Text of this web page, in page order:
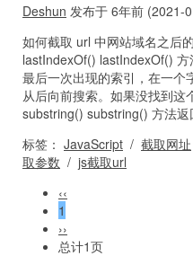
Deshun 发布于 6年前 (2021-
如何截取 url 中网站域名之后
lastIndexOf() lastIndexOf()
最后一次出现的索引，在一
从后向前搜索。如果没找到这
substring() substring() 方法
标签： JavaScript / 截取网址
取参数 / js截取url
‹‹
1
››
总计1页